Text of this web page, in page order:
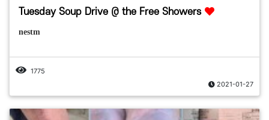
Tuesday Soup Drive @ the Free Showers
nestm
1775
2021-01-27